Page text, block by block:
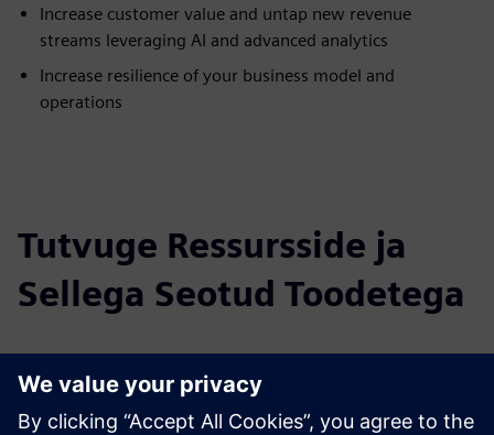
Increase customer value and untap new revenue
streams leveraging AI and advanced analytics
Increase resilience of your business model and
operations
Tutvuge Ressursside ja
Sellega Seotud Toodetega
Täiendav Teave ja Ressursid
Whitepaper